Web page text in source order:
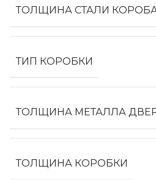
ТОЛЩИНА СТАЛИ
ТИП КОРОБКИ
ТОЛЩИНА МЕТАЛЛА
ТОЛЩИНА КОРОБКИ